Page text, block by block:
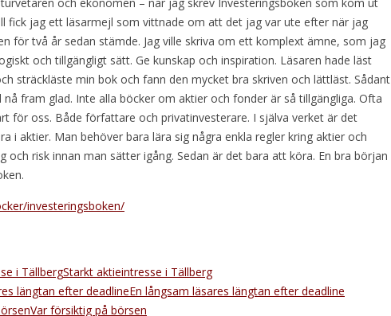
fick jag ett läsarmejl som vittnade om att det jag var ute efter när jag
för två år sedan stämde. Jag ville skriva om ett komplext ämne, som jag
och tillgängligt sätt. Ge kunskap och inspiration. Läsaren hade läst
sträckläste min bok och fann den mycket bra skriven och lättläst. Sådant
fram glad. Inte alla böcker om aktier och fonder är så tillgängliga. Ofta
för oss. Både författare och privatinvesterare. I själva verket är det
i aktier. Man behöver bara lära sig några enkla regler kring aktier och
och risk innan man sätter igång. Sedan är det bara att köra. En bra början
investeringsboken/
Starkt aktieintresse i Tällberg
En långsam läsares längtan efter deadline
Var försiktig på börsen